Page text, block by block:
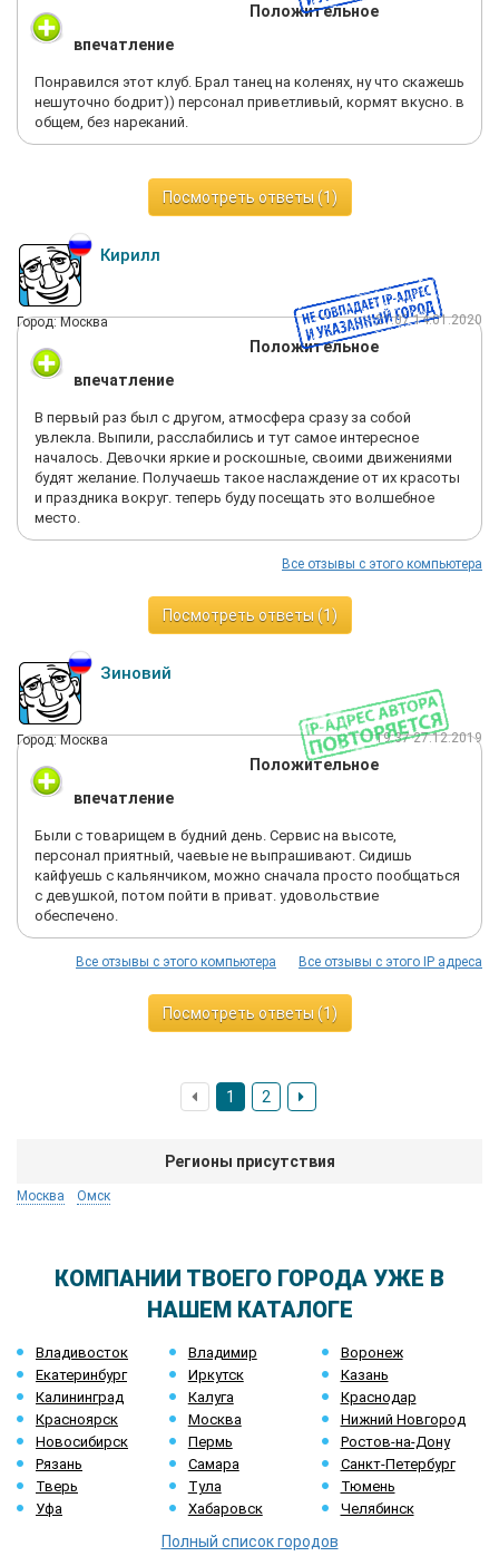
Положительное
впечатление
Понравился этот клуб. Брал танец на коленях, ну что скажешь
нешуточно бодрит)) персонал приветливый, кормят вкусно. в
общем, без нареканий.
Посмотреть ответы (1)
Кирилл
Город: Москва 21:07 14.01.2020
Положительное
впечатление
В первый раз был с другом, атмосфера сразу за собой
увлекла. Выпили, расслабились и тут самое интересное
началось. Девочки яркие и роскошные, своими движениями
будят желание. Получаешь такое наслаждение от их красоты
и праздника вокруг. теперь буду посещать это волшебное
место.
Все отзывы с этого компьютера
Посмотреть ответы (1)
Зиновий
Город: Москва 19:37 27.12.2019
Положительное
впечатление
Были с товарищем в будний день. Сервис на высоте,
персонал приятный, чаевые не выпрашивают. Сидишь
кайфуешь с кальянчиком, можно сначала просто пообщаться
с девушкой, потом пойти в приват. удовольствие
обеспечено.
Все отзывы с этого IP адреса
Все отзывы с этого компьютера
Посмотреть ответы (1)
1 2
Регионы присутствия
Москва Омск
КОМПАНИИ ТВОЕГО ГОРОДА УЖЕ В
НАШЕМ КАТАЛОГЕ
Владивосток Владимир
Воронеж
Екатеринбург
Иркутск
Казань
Калининград
Калуга
Краснодар
Красноярск
Москва
Нижний Новгород
Новосибирск
Пермь
Ростов-на-Дону
Рязань
Самара
Санкт-Петербург
Тверь
Тула
Тюмень
Уфа
Хабаровск Челябинск
Полный список городов